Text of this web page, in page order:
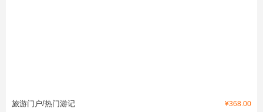
¥368.00
旅游门户/热门游记